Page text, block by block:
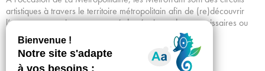
artistiques à travers le territoire métropolitain afin de (re)découvrir
l’art contemporain accompagné des équipes, des commissaires ou
encore des artistes.